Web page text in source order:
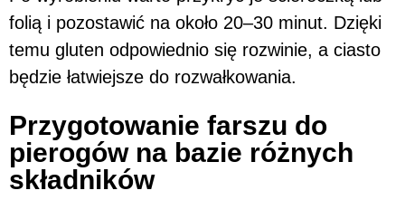
folią i pozostawić na około 20–30 minut. Dzięki
temu gluten odpowiednio się rozwinie, a ciasto
będzie łatwiejsze do rozwałkowania.
Przygotowanie farszu do
pierogów na bazie różnych
składników